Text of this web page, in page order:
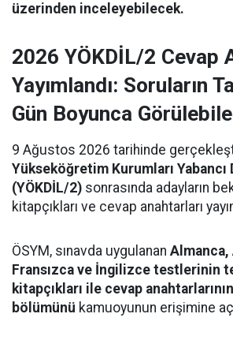
üzerinden inceleyebilecek.
2026 YÖKDİL/2 Cevap
Yayımlandı: Soruların
Gün Boyunca
9 Ağustos 2026 tarihinde
Yükseköğretim Kurumları Yabancı
(YÖKDİL/2) sonrasında adayların
kitapçıkları ve cevap anahtarları
ÖSYM, sınavda uygulanan Almanca,
Fransızca ve İngilizce testlerinin
kitapçıkları ile cevap
bölümünü kamuoyunun erişimine